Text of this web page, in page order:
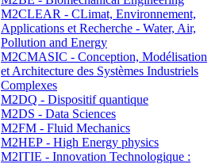
M2CLEAR - CLimat, Environnement,
Applications et Recherche - Water, Air,
Pollution and Energy
M2CMASIC - Conception, Modélisation
et Architecture des Systèmes Industriels
Complexes
M2DQ - Dispositif quantique
M2DS - Data Sciences
M2FM - Fluid Mechanics
M2HEP - High Energy physics
M2ITIE - Innovation Technologique :